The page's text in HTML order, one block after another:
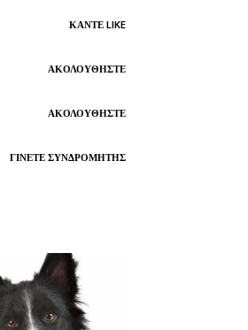
ΚΆΝΤΕ LIKE
ΑΚΟΛΟΥΘΉΣΤΕ
ΑΚΟΛΟΥΘΉΣΤΕ
ΓΊΝΕΤΕ ΣΥΝΔΡΟΜΗΤΉΣ